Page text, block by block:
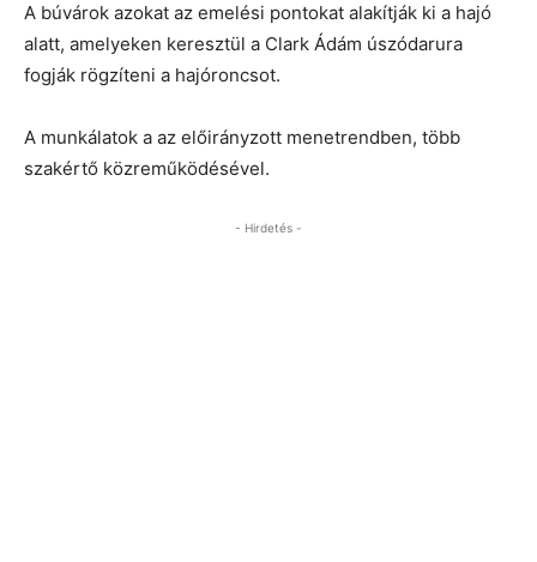
A búvárok azokat az emelési pontokat alakítják ki a hajó
alatt, amelyeken keresztül a Clark Ádám úszódarura
fogják rögzíteni a hajóroncsot.
A munkálatok a az előirányzott menetrendben, több
szakértő közreműködésével.
- Hirdetés -